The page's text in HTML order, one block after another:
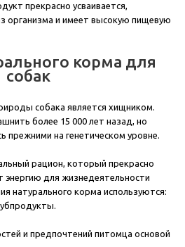
прекрасно усваивается,
организма и имеет высокую пищевую
корма для
собак
собака является хищником.
более 15 000 лет назад, но
прежними на генетическом уровне.
рацион, который прекрасно
энергию для жизнедеятельности
натурального корма используются:
и предпочтений питомца основой